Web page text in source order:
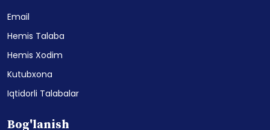
Email
Hemis Talaba
Hemis Xodim
Kutubxona
Iqtidorli Talabalar
Bog'lanish